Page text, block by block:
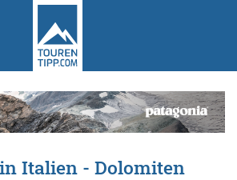
Italien - Dolomiten